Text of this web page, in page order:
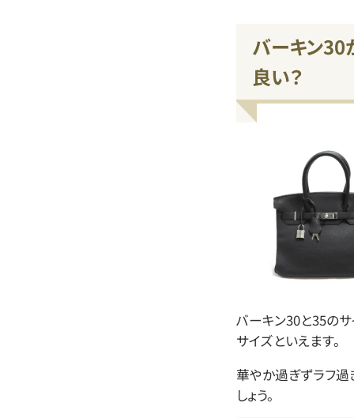
バーキン30
良い？
バーキン30と35の
サイズといえます。
華やか過ぎずラフ過
しょう。